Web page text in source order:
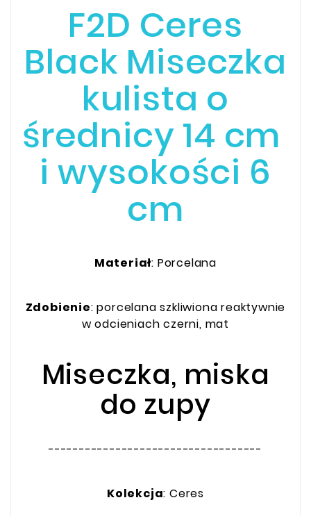
F2D Ceres
Black Miseczka
kulista o
średnicy 14 cm
i wysokości 6
cm
Materiał: Porcelana
Zdobienie: porcelana szkliwiona reaktywnie
w odcieniach czerni, mat
Miseczka, miska
do zupy
-----------------------------------
Kolekcja: Ceres